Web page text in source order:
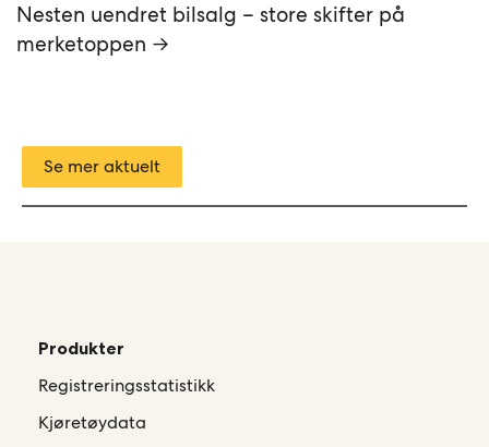
Nesten uendret bilsalg – store skifter på
merketoppen →
Se mer aktuelt
Produkter
Registreringsstatistikk
Kjøretøydata